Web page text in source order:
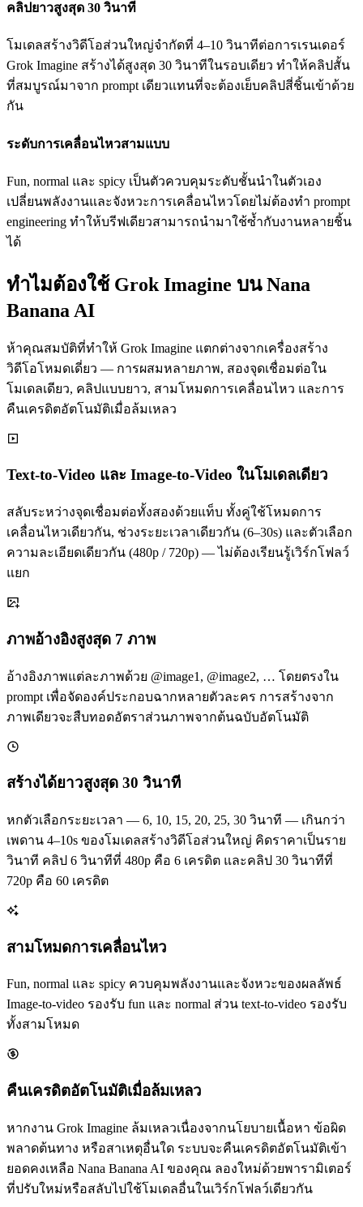
คลิปยาวสูงสุด 30 วินาที
โมเดลสร้างวิดีโอส่วนใหญ่จำกัดที่ 4–10 วินาทีต่อการเรนเดอร์
Grok Imagine สร้างได้สูงสุด 30 วินาทีในรอบเดียว ทำให้คลิปสั้น
ที่สมบูรณ์มาจาก prompt เดียวแทนที่จะต้องเย็บคลิปสี่ชิ้นเข้าด้วย
กัน
ระดับการเคลื่อนไหวสามแบบ
Fun, normal และ spicy เป็นตัวควบคุมระดับชั้นนำในตัวเอง
เปลี่ยนพลังงานและจังหวะการเคลื่อนไหวโดยไม่ต้องทำ prompt
engineering ทำให้บรีฟเดียวสามารถนำมาใช้ซ้ำกับงานหลายชิ้น
ได้
ทำไมต้องใช้ Grok Imagine บน Nana
Banana AI
ห้าคุณสมบัติที่ทำให้ Grok Imagine แตกต่างจากเครื่องสร้าง
วิดีโอโหมดเดี่ยว — การผสมหลายภาพ, สองจุดเชื่อมต่อใน
โมเดลเดียว, คลิปแบบยาว, สามโหมดการเคลื่อนไหว และการ
คืนเครดิตอัตโนมัติเมื่อล้มเหลว
Text-to-Video และ Image-to-Video ในโมเดลเดียว
สลับระหว่างจุดเชื่อมต่อทั้งสองด้วยแท็บ ทั้งคู่ใช้โหมดการ
เคลื่อนไหวเดียวกัน, ช่วงระยะเวลาเดียวกัน (6–30s) และตัวเลือก
ความละเอียดเดียวกัน (480p / 720p) — ไม่ต้องเรียนรู้เวิร์กโฟลว์
แยก
ภาพอ้างอิงสูงสุด 7 ภาพ
อ้างอิงภาพแต่ละภาพด้วย @image1, @image2, … โดยตรงใน
prompt เพื่อจัดองค์ประกอบฉากหลายตัวละคร การสร้างจาก
ภาพเดียวจะสืบทอดอัตราส่วนภาพจากต้นฉบับอัตโนมัติ
สร้างได้ยาวสูงสุด 30 วินาที
หกตัวเลือกระยะเวลา — 6, 10, 15, 20, 25, 30 วินาที — เกินกว่า
เพดาน 4–10s ของโมเดลสร้างวิดีโอส่วนใหญ่ คิดราคาเป็นราย
วินาที คลิป 6 วินาทีที่ 480p คือ 6 เครดิต และคลิป 30 วินาทีที่
720p คือ 60 เครดิต
สามโหมดการเคลื่อนไหว
Fun, normal และ spicy ควบคุมพลังงานและจังหวะของผลลัพธ์
Image-to-video รองรับ fun และ normal ส่วน text-to-video รองรับ
ทั้งสามโหมด
คืนเครดิตอัตโนมัติเมื่อล้มเหลว
หากงาน Grok Imagine ล้มเหลวเนื่องจากนโยบายเนื้อหา ข้อผิด
พลาดต้นทาง หรือสาเหตุอื่นใด ระบบจะคืนเครดิตอัตโนมัติเข้า
ยอดคงเหลือ Nana Banana AI ของคุณ ลองใหม่ด้วยพารามิเตอร์
ที่ปรับใหม่หรือสลับไปใช้โมเดลอื่นในเวิร์กโฟลว์เดียวกัน